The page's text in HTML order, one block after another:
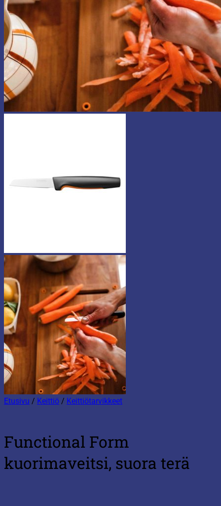
Etusivu / Keittiö / Keittiötarvikkeet
Functional Form
kuorimaveitsi, suora terä